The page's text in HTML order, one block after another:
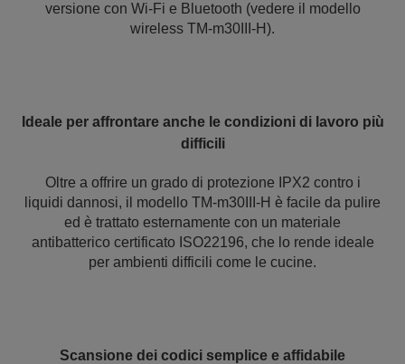
versione con Wi-Fi e Bluetooth (vedere il modello
wireless TM-m30III-H).
Ideale per affrontare anche le condizioni di lavoro più
difficili
Oltre a offrire un grado di protezione IPX2 contro i
liquidi dannosi, il modello TM-m30III-H è facile da pulire
ed è trattato esternamente con un materiale
antibatterico certificato ISO22196, che lo rende ideale
per ambienti difficili come le cucine.
Scansione dei codici semplice e affidabile